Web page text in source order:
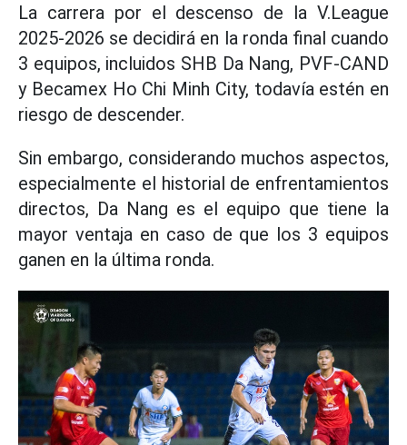
La carrera por el descenso de la V.League
2025-2026 se decidirá en la ronda final cuando
3 equipos, incluidos SHB Da Nang, PVF-CAND
y Becamex Ho Chi Minh City, todavía estén en
riesgo de descender.
Sin embargo, considerando muchos aspectos,
especialmente el historial de enfrentamientos
directos, Da Nang es el equipo que tiene la
mayor ventaja en caso de que los 3 equipos
ganen en la última ronda.